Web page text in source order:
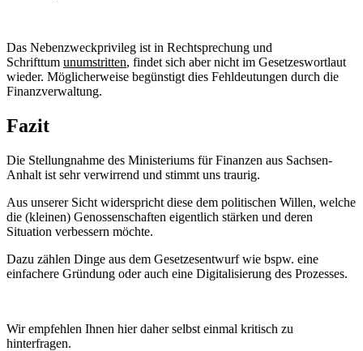
Das Nebenzweckprivileg ist in Rechtsprechung und
Schrifttum unumstritten, findet sich aber nicht im Gesetzeswortlaut
wieder. Möglicherweise begünstigt dies Fehldeutungen durch die
Finanzverwaltung.
Fazit
Die Stellungnahme des Ministeriums für Finanzen aus Sachsen-
Anhalt ist sehr verwirrend und stimmt uns traurig.
Aus unserer Sicht widerspricht diese dem politischen Willen, welche
die (kleinen) Genossenschaften eigentlich stärken und deren
Situation verbessern möchte.
Dazu zählen Dinge aus dem Gesetzesentwurf wie bspw. eine
einfachere Gründung oder auch eine Digitalisierung des Prozesses.
Wir empfehlen Ihnen hier daher selbst einmal kritisch zu
hinterfragen.